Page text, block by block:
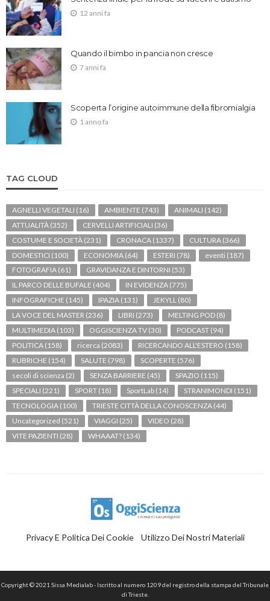
12 anni fa
Quando il bimbo in pancia non cresce
7 anni fa
Scoperta l’origine autoimmune della fibromialgia
1 anno fa
TAG CLOUD
AGNELLI VEGETALI (16) AMBIENTE (743) ANIMALI (142)
ATTUALITÀ (352) CERVELLI ARTIFICIALI (36)
COSTUME E SOCIETÀ (231) CRONACA (1337) CULTURA (366)
DOMESTICI (100) ECONOMIA (64) ESTERI (78) eventi (187)
FOTOGRAFIA (61) GRAVIDANZA E DINTORNI (53)
IL PARCO DELLE BUFALE (404) IN EVIDENZA (775)
INFOGRAFICHE (145) IPAZIA (131) JEKYLL (80)
LA VOCE DEL MASTER (236) LIBRI (273) MELTING POD (8)
MULTIMEDIA (103) OGGISCIENZA TV (30) PODCAST (94)
POLITICA (158) ricerca (2083) RICERCANDO ALL'ESTERO (158)
RUBRICHE (154) SALUTE (798) SCOPERTE (576)
secoli di scienza (2) SENZA BARRIERE (45) SPAZIO (115)
SPECIALI (221) SPORT (18) SportLab (14) STRANIMONDI (151)
TECNOLOGIA (100) TRIESTE CITTÀ DELLA CONOSCENZA (44)
Uncategorized (521) VIAGGI (25) VIDEO (28)
VITE PAZIENTI (28) WHAAAT? (134)
Privacy E Politica Dei Cookie Utilizzo Dei Nostri Materiali
Copyright © 2021 Sissa Medialab - Iscritto al numero 1209 del registro della stampa del Tribunale
di Trieste.